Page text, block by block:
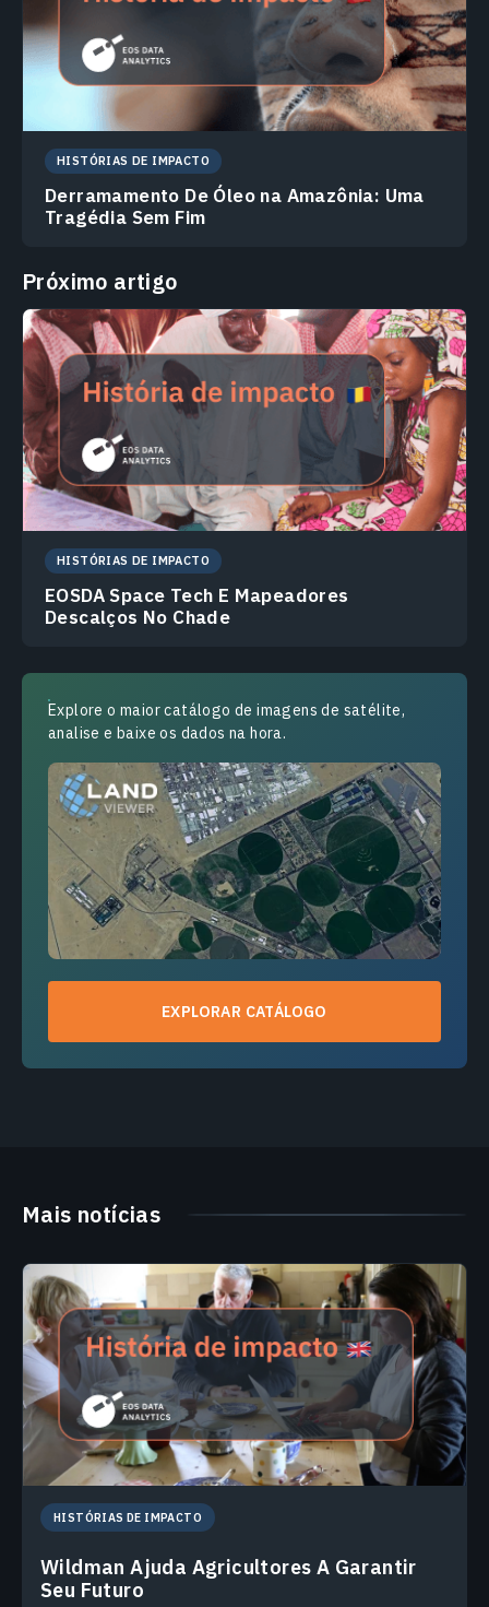
HISTÓRIAS DE IMPACTO
Derramamento De Óleo na Amazônia: Uma
Tragédia Sem Fim
Próximo artigo
HISTÓRIAS DE IMPACTO
EOSDA Space Tech E Mapeadores
Descalços No Chade
Explore o maior catálogo de imagens de satélite,
analise e baixe os dados na hora.
EXPLORAR CATÁLOGO
Mais notícias
HISTÓRIAS DE IMPACTO
Wildman Ajuda Agricultores A Garantir
Seu Futuro